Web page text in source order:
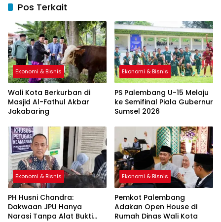
Pos Terkait
Ekonomi & Bisnis
Wali Kota Berkurban di
Masjid Al-Fathul Akbar
Jakabaring
Ekonomi & Bisnis
PS Palembang U-15 Melaju
ke Semifinal Piala Gubernur
Sumsel 2026
Ekonomi & Bisnis
PH Husni Chandra:
Dakwaan JPU Hanya
Narasi Tanpa Alat Bukti
Ekonomi & Bisnis
Pemkot Palembang
Adakan Open House di
Rumah Dinas Wali Kota